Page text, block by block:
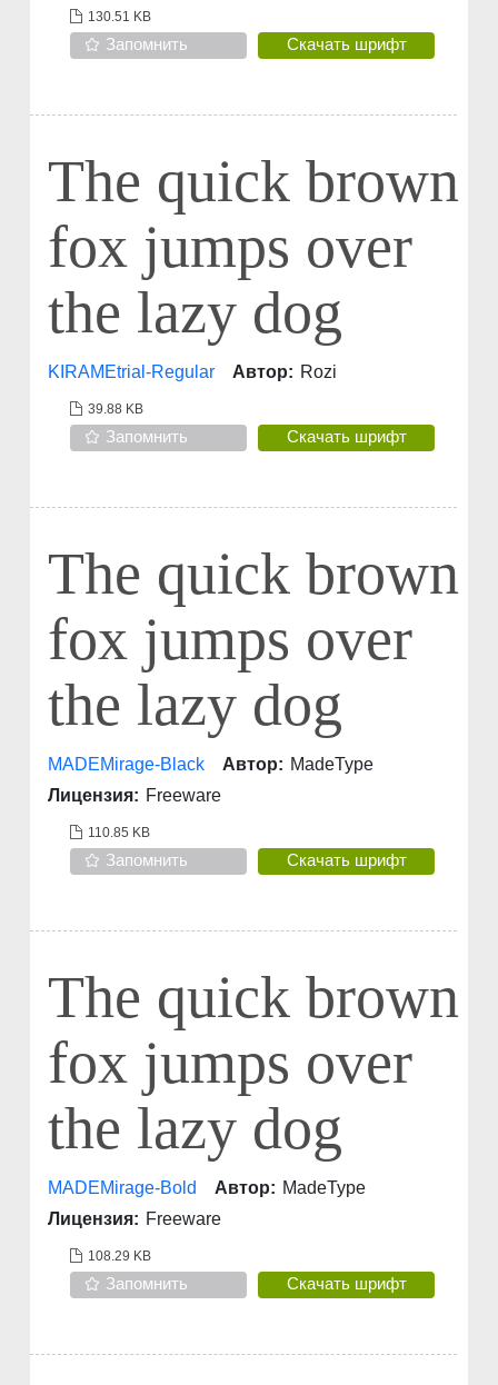
130.51 KB
Запомнить Скачать шрифт
The quick brown
fox jumps over
the lazy dog
KIRAMEtrial-Regular Автор: Rozi
39.88 KB
Запомнить Скачать шрифт
The quick brown
fox jumps over
the lazy dog
MADEMirage-Black Автор: MadeType
Лицензия: Freeware
110.85 KB
Запомнить Скачать шрифт
The quick brown
fox jumps over
the lazy dog
MADEMirage-Bold Автор: MadeType
Лицензия: Freeware
108.29 KB
Запомнить Скачать шрифт